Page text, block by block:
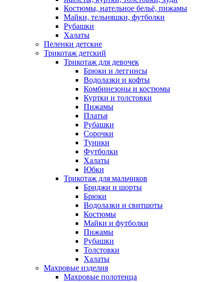
Костюмы, нательное бельё, пижамы
Майки, тельняшки, футболки
Рубашки
Халаты
Пеленки детские
Трикотаж детский
Трикотаж для девочек
Брюки и леггинсы
Водолазки и кофты
Комбинезоны и костюмы
Куртки и толстовки
Пижамы
Платья
Рубашки
Сорочки
Туники
Футболки
Халаты
Юбки
Трикотаж для мальчиков
Бриджи и шорты
Брюки
Водолазки и свитшоты
Костюмы
Майки и футболки
Пижамы
Рубашки
Толстовки
Халаты
Махровые изделия
Махровые полотенца